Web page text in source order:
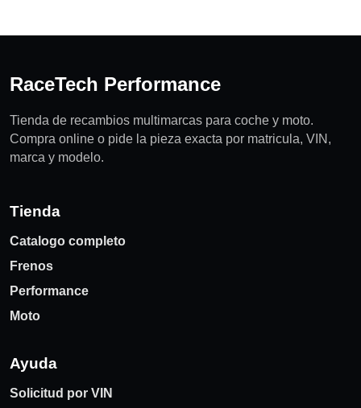
RaceTech Performance
Tienda de recambios multimarcas para coche y moto.
Compra online o pide la pieza exacta por matricula, VIN,
marca y modelo.
Tienda
Catalogo completo
Frenos
Performance
Moto
Ayuda
Solicitud por VIN